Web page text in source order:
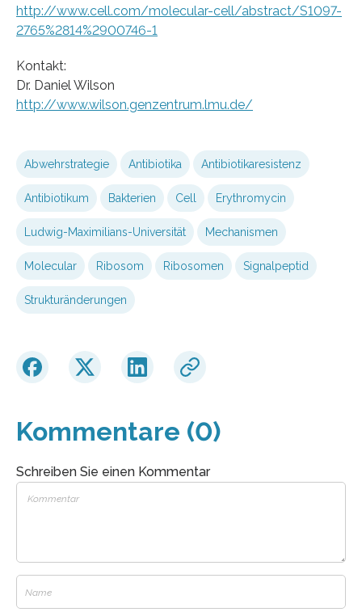
http://www.cell.com/molecular-cell/abstract/S1097-
2765%2814%2900746-1
Kontakt:
Dr. Daniel Wilson
http://www.wilson.genzentrum.lmu.de/
Abwehrstrategie Antibiotika Antibiotikaresistenz
Antibiotikum Bakterien Cell Erythromycin
Ludwig-Maximilians-Universität Mechanismen
Molecular Ribosom Ribosomen Signalpeptid
Strukturänderungen
Kommentare (0)
Schreiben Sie einen Kommentar